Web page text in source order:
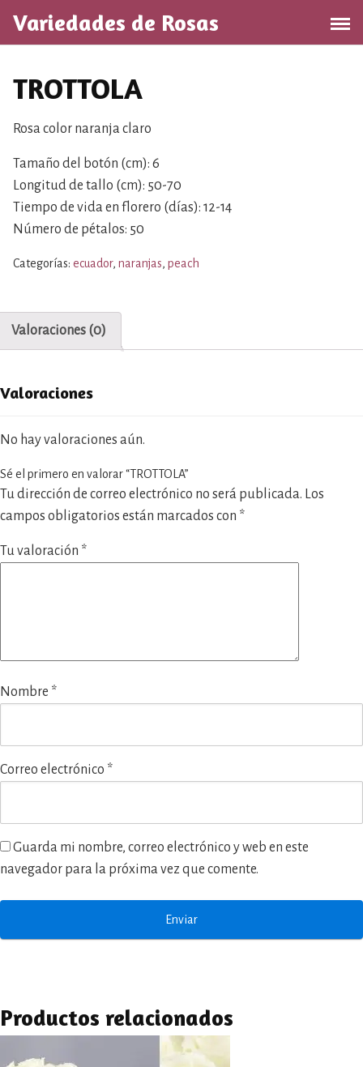
l
Variedades de Rosas
TROTTOLA
Rosa color naranja claro
Tamaño del botón (cm): 6
Longitud de tallo (cm): 50-70
Tiempo de vida en florero (días): 12-14
Número de pétalos: 50
Categorías: ecuador, naranjas, peach
Valoraciones (0)
Valoraciones
No hay valoraciones aún.
Sé el primero en valorar “TROTTOLA”
Tu dirección de correo electrónico no será publicada. Los
campos obligatorios están marcados con *
Tu valoración *
Nombre *
Correo electrónico *
Guarda mi nombre, correo electrónico y web en este
navegador para la próxima vez que comente.
Productos relacionados